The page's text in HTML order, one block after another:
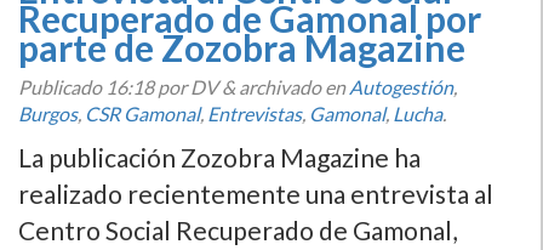
Recuperado de Gamonal por
parte de Zozobra Magazine
Publicado 16:18por DV&archivado enAutogestión,
Burgos, CSR Gamonal, Entrevistas, Gamonal, Lucha.
La publicación Zozobra Magazine ha
realizado recientemente una entrevista al
Centro Social Recuperado de Gamonal,